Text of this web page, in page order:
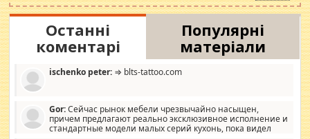
Останні
коментарі
Популярні
матеріали
ischenko peter: ⇒ blts-tattoo.com
Gor:Сейчас рынок мебели чрезвычайно насыщен,
причем предлагают реально эксклюзивное исполнение и
стандартные модели малых серий кухонь, пока видел